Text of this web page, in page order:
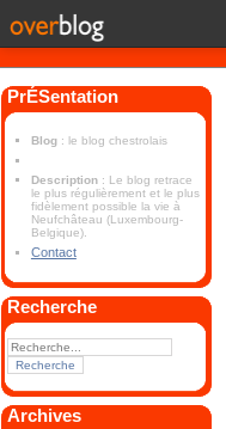
PrÉSentation
Blog : le blog chestrolais
Description : Le blog retrace
le plus régulièrement et le plus
fidèlement possible la vie à
Neufchâteau (Luxembourg-
Belgique).
Contact
Recherche
Archives